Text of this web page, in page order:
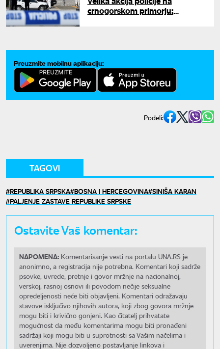
crnogorskom primorju:
Preuzmite mobilnu aplikaciju:
Podeli:
TAGOVI
REPUBLIKA SRPSKA BOSNA I HERCEGOVINA SINIŠA KARAN
PALJENJE ZASTAVE REPUBLIKE SRPSKE
Ostavite Vaš komentar:
NAPOMENA: Komentarisanje vesti na portalu UNA.RS je
anonimno, a registracija nije potrebna. Komentari koji sadrže
psovke, uvrede, pretnje i govor mržnje na nacionalnoj,
verskoj, rasnoj osnovi ili povodom nečije seksualne
opredeljenosti neće biti objavljeni. Komentari odražavaju
stavove isključivo njihovih autora, koji zbog govora mržnje
mogu biti i krivično gonjeni. Kao čitatelj prihvatate
mogućnost da među komentarima mogu biti pronađeni
sadržaji koji mogu biti u suprotnosti sa Vašim načelima i
uverenjima. Nije dozvoljeno postavljanje linkova i